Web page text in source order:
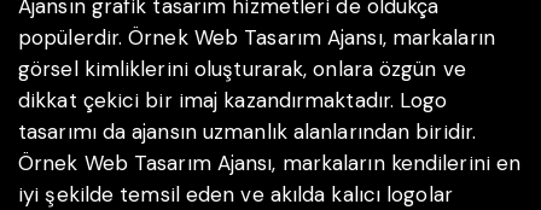
Ajansın grafik tasarım hizmetleri de oldukça
popülerdir. Örnek Web Tasarım Ajansı, markaların
görsel kimliklerini oluşturarak, onlara özgün ve
dikkat çekici bir imaj kazandırmaktadır. Logo
tasarımı da ajansın uzmanlık alanlarından biridir.
Örnek Web Tasarım Ajansı, markaların kendilerini en
iyi şekilde temsil eden ve akılda kalıcı logolar